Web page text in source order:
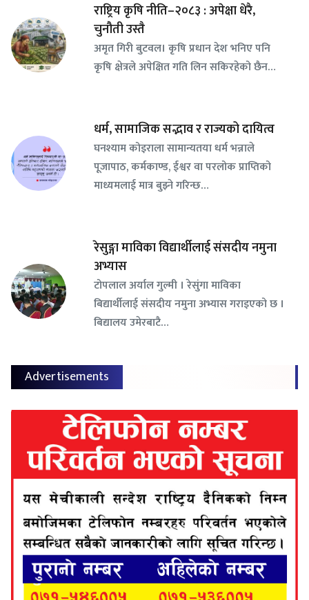
राष्ट्रिय कृषि नीति–२०८३ : अपेक्षा धेरै,
चुनौती उस्तै
अमृत गिरी बुटवल। कृषि प्रधान देश भनिए पनि
कृषि क्षेत्रले अपेक्षित गति लिन सकिरहेको छैन…
धर्म, सामाजिक सद्भाव र राज्यको दायित्व
घनश्याम कोइराला सामान्यतया धर्म भन्नाले
पूजापाठ, कर्मकाण्ड, ईश्वर वा परलोक प्राप्तिको
माध्यमलाई मात्र बुझ्ने गरिन्छ…
रेसुङ्गा माविका विद्यार्थीलाई संसदीय नमुना
अभ्यास
टोपलाल अर्याल गुल्मी । रेसुंगा माविका
बिद्यार्थीलाई संसदीय नमुना अभ्यास गराइएको छ ।
बिद्यालय उमेरबाटै…
Advertisements